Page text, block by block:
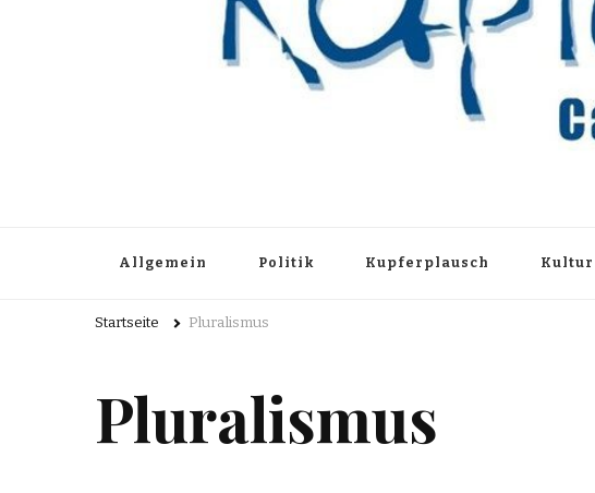
Kupferblau Archiv
Allgemein Politik Kupferplausch Kultur
Startseite Pluralismus
Pluralismus